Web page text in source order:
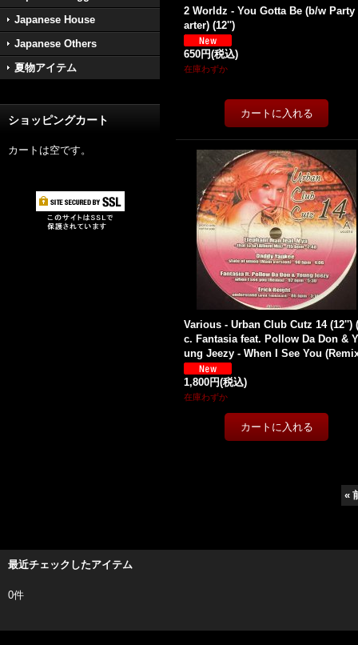
Japanese House
Japanese Others
夏物アイテム
ショッピングカート
カートは空です。
2 Worldz - You Gotta Be (b/w Party
arter) (12'')
650円(税込)
在庫わずか
Various - Urban Club Cutz 14 (12'')
c. Fantasia feat. Pollow Da Don &
ung Jeezy - When I See You
1,800円(税込)
在庫わずか
«
最近チェックしたアイテム
0件